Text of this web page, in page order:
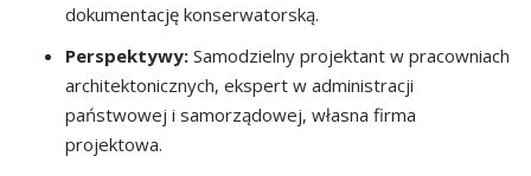
dokumentację konserwatorską.
Perspektywy: Samodzielny projektant w pracowniach
architektonicznych, ekspert w administracji
państwowej i samorządowej, własna firma
projektowa.